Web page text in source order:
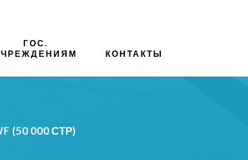
ГОС.
КОНТАКТЫ
(50 000 СТР)